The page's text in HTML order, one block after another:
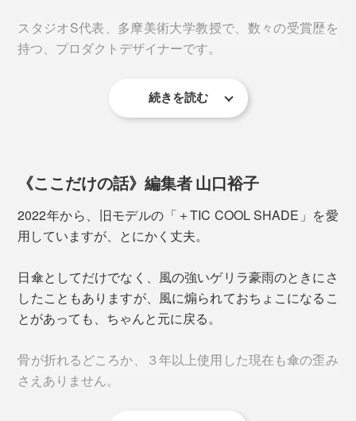
濡れた傘は、カバーに収納してバッグにイン。自分の服
を濡らすことも、まわりの人に当たらないように気を使
『+TIC HYBRID』はすべてのパーツがプラスティッ
ク。金属を使用していないので、サビることなく、長持
ちします
スタジオS代表、多摩美術大学教授で、数々の受賞歴を
持つ、プロダクトデザイナーです。
本品も、2021年にグッドデザイン賞を受賞。
配慮した素材使い、「使い捨て意識を変える傘」という
コンセプトが評価されました。
年間約6000万本が消費され、その多くがゴミとして廃
ックなど複数の素材が使われ、ゴミとして分別しにくい
という問題。壊れやすい、持ち歩きにくいというストレ
ス。
そんな従来の傘のカウンターとして誕生したのが『+TIC
HYBRID』。
続きを読む
《ここだけの話》編集者 山口裕子
2022年から、旧モデルの「＋TIC COOL SHADE」を愛
用していますが、とにかく丈夫。
日傘としてだけでなく、風の強いゲリラ豪雨のときにさ
したこともありますが、風に煽られておちょこになるこ
とがあっても、ちゃんと元に戻る。
骨が折れるどころか、３年以上使用した現在も傘の歪み
さえありません。